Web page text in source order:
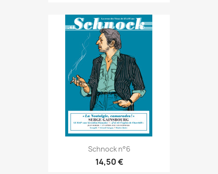
Schnock n°6
14,50 €